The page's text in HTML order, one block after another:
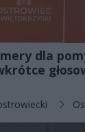
dla